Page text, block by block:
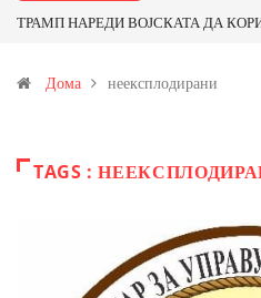
ТРАМП НАРЕДИ ВОЈСКАТА ДА
Иловица и со антимонот?
Дома неексплодирани
TAGS :